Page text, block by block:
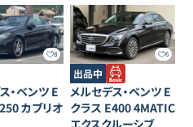
8
・ベンツ E
カブリオ
6
出品中
メルセデス・ベンツ E
クラス E400 4MATIC
エクスクルーシブ